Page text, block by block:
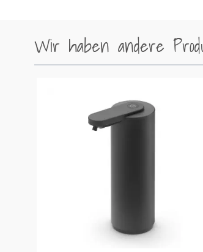
Wir haben andere